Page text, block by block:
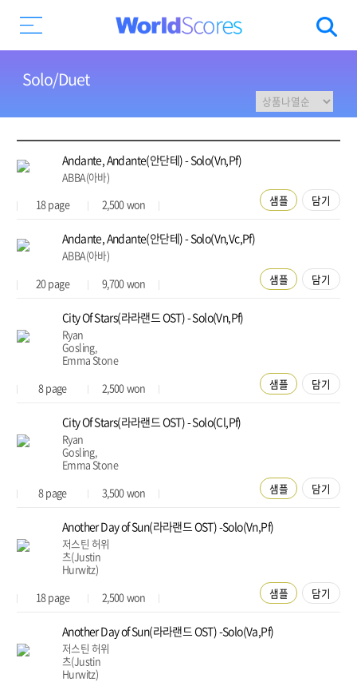
Solo/Duet
Andante, Andante(안단테) - Solo(Vn,Pf)
ABBA(아바)
18page 2,500won 샘플 담기
Andante, Andante(안단테) - Solo(Vn,Vc,Pf)
ABBA(아바)
20page 9,700won 샘플 담기
City Of Stars(라라랜드 OST) - Solo(Vn,Pf)
Ryan
Gosling,
Emma Stone
8page 2,500won 샘플 담기
City Of Stars(라라랜드 OST) - Solo(Cl,Pf)
Ryan
Gosling,
Emma Stone
8page 3,500won 샘플 담기
Another Day of Sun(라라랜드 OST) -Solo(Vn,Pf)
저스틴 허위
츠(Justin
Hurwitz)
18page 2,500won 샘플 담기
Another Day of Sun(라라랜드 OST) -Solo(Va,Pf)
저스틴 허위
츠(Justin
Hurwitz)